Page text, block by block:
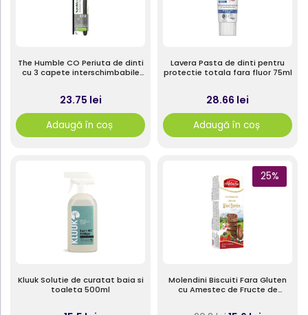
The Humble CO Periuta de dinti
cu 3 capete interschimbabile
23.75 lei
Adaugă în coș
Lavera Pasta de dinti pentru
protectie totala fara fluor 75ml
28.66 lei
Adaugă în coș
Kluuk Solutie de curatat baia si
toaleta 500ml
25%
Molendini Biscuiti Fara Gluten
cu Amestec de Fructe de